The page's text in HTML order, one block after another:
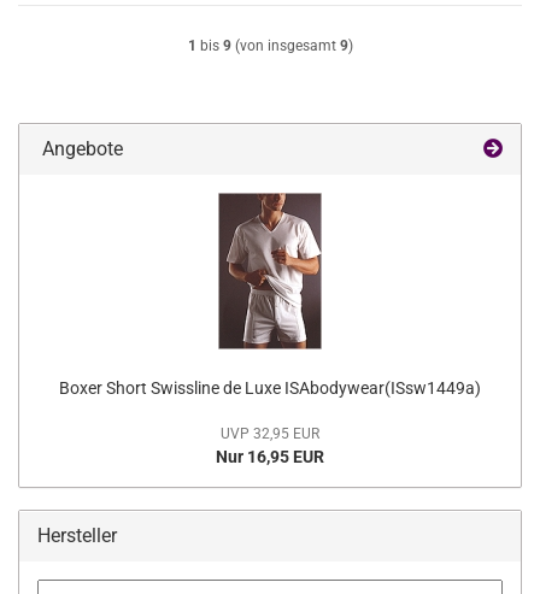
1 bis 9(von insgesamt 9)
Angebote
Boxer Short Swissline de Luxe ISAbodywear(ISsw1449a)
UVP 32,95 EUR
Nur 16,95 EUR
Hersteller